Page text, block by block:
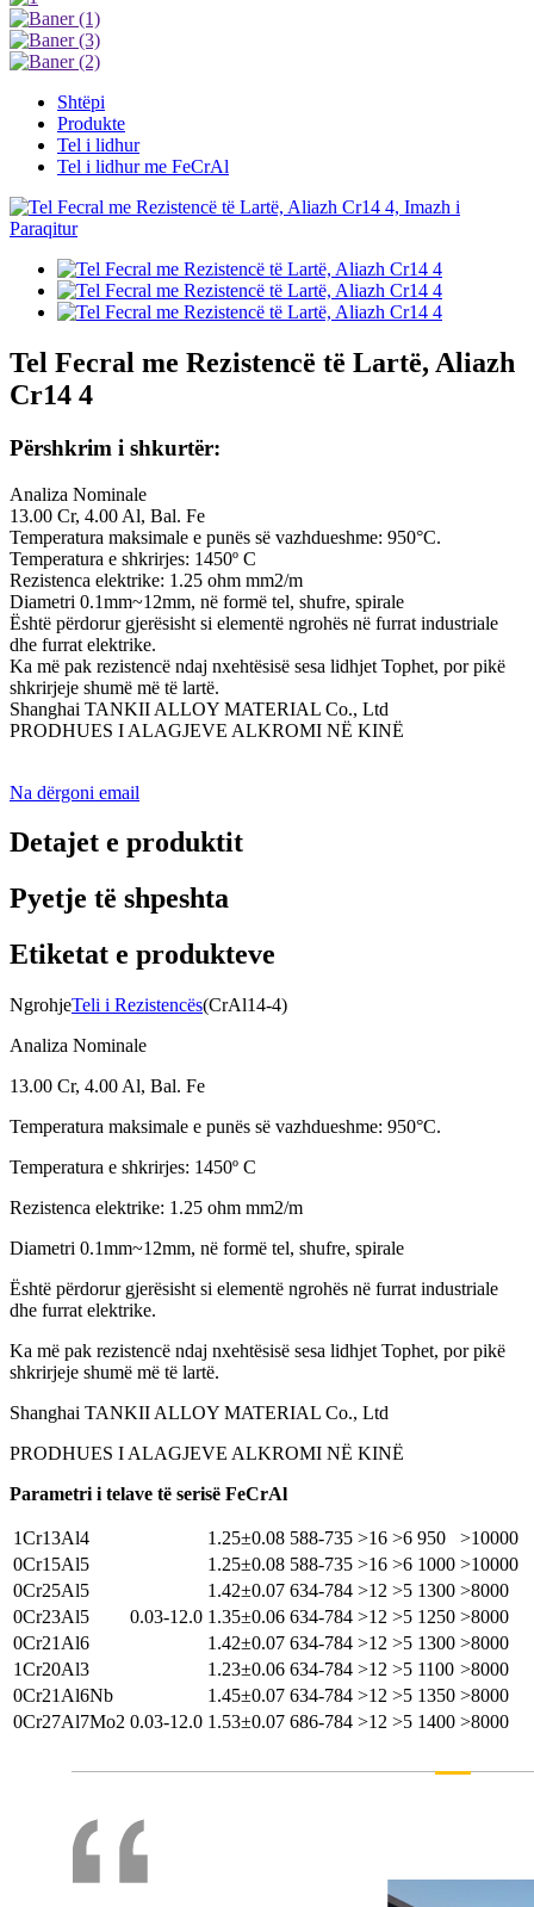
Shtëpi
Produkte
Tel i lidhur
Tel i lidhur me FeCrAl
Tel Fecral me Rezistencë të Lartë, Aliazh
Cr14 4
Përshkrim i shkurtër:
Analiza Nominale
13.00 Cr, 4.00 Al, Bal. Fe
Temperatura maksimale e punës së vazhdueshme: 950°C.
Temperatura e shkrirjes: 1450º C
Rezistenca elektrike: 1.25 ohm mm2/m
Diametri 0.1mm~12mm, në formë tel, shufre, spirale
Është përdorur gjerësisht si elementë ngrohës në furrat industriale
dhe furrat elektrike.
Ka më pak rezistencë ndaj nxehtësisë sesa lidhjet Tophet, por pikë
shkrirjeje shumë më të lartë.
Shanghai TANKII ALLOY MATERIAL Co., Ltd
PRODHUES I ALAGJEVE ALKROMI NË KINË
Na dërgoni email
Detajet e produktit
Pyetje të shpeshta
Etiketat e produkteve
NgrohjeTeli i Rezistencës(CrAl14-4)
Analiza Nominale
13.00 Cr, 4.00 Al, Bal. Fe
Temperatura maksimale e punës së vazhdueshme: 950°C.
Temperatura e shkrirjes: 1450º C
Rezistenca elektrike: 1.25 ohm mm2/m
Diametri 0.1mm~12mm, në formë tel, shufre, spirale
Është përdorur gjerësisht si elementë ngrohës në furrat industriale
dhe furrat elektrike.
Ka më pak rezistencë ndaj nxehtësisë sesa lidhjet Tophet, por pikë
shkrirjeje shumë më të lartë.
Shanghai TANKII ALLOY MATERIAL Co., Ltd
PRODHUES I ALAGJEVE ALKROMI NË KINË
Parametri i telave të serisë FeCrAl
1Cr13Al4
0.03-12.0
1.25±0.08 588-735 >16 >6 950
>10000
0Cr15Al5
1.25±0.08 588-735 >16 >6 1000 >10000
0Cr25Al5
1.42±0.07 634-784 >12 >5 1300 >8000
0Cr23Al5
1.35±0.06 634-784 >12 >5 1250 >8000
0Cr21Al6
1.42±0.07 634-784 >12 >5 1300 >8000
1Cr20Al3
1.23±0.06 634-784 >12 >5 1100 >8000
0Cr21Al6Nb
1.45±0.07 634-784 >12 >5 1350 >8000
0Cr27Al7Mo2 0.03-12.0 1.53±0.07 686-784 >12 >5 1400 >8000